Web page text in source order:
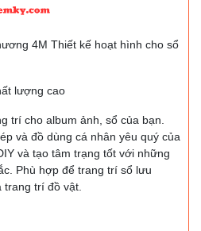
4M Thiết kế hoạt hình cho sổ
lượng cao
trí cho album ảnh, sổ của bạn.
và đồ dùng cá nhân yêu quý của
và tạo tâm trạng tốt với những
Phù hợp để trang trí sổ lưu
trang trí đồ vật.